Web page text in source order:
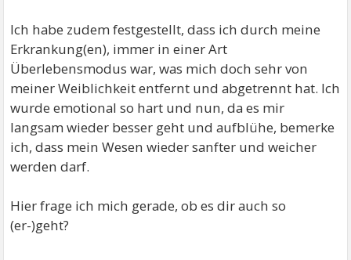
Ich habe zudem festgestellt, dass ich durch meine
Erkrankung(en), immer in einer Art
Überlebensmodus war, was mich doch sehr von
meiner Weiblichkeit entfernt und abgetrennt hat. Ich
wurde emotional so hart und nun, da es mir
langsam wieder besser geht und aufblühe, bemerke
ich, dass mein Wesen wieder sanfter und weicher
werden darf.
Hier frage ich mich gerade, ob es dir auch so
(er-)geht?